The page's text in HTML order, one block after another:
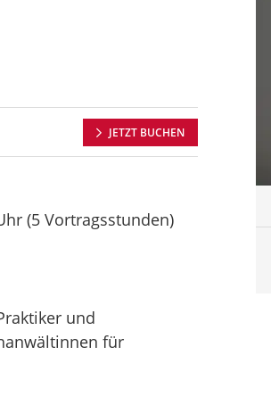
JETZT BUCHEN
(5 Vortragsstunden)
und
für